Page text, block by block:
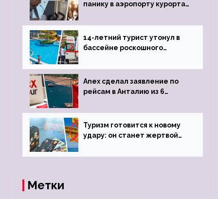
панику в аэропорту курорта,
задержке рейса
14-летний турист утонул в
бассейне роскошного
Anex сделал заявление по
рейсам в Анталию из 6
Туризм готовится к новому
удару: он станет жертвой
Метки